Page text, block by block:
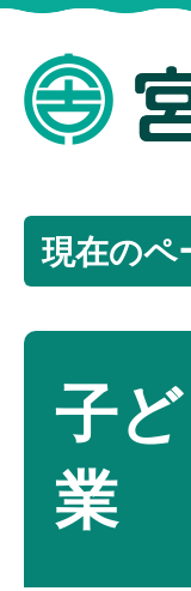
現在のペ
子
業